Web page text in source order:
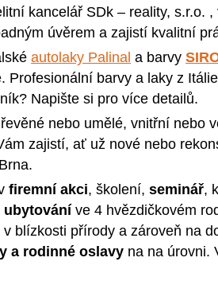
kancelář SDk – reality, s.r.o.
úvěrem a zajistí kvalitní
autolaky Palinal a barvy
Profesionální barvy a laky z
Napište si pro více detailů.
nebo umělé, vnitřní nebo
zajistí, ať už nové nebo
firemní akci, školení, seminář,
ubytování ve 4 hvězdičkovém
blízkosti přírody a zároveň na
a rodinné oslavy na na úrovni.